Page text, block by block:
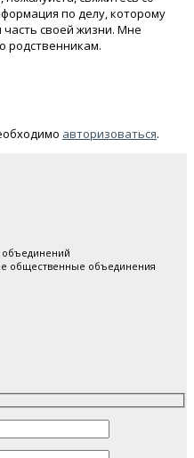
по делу, которому
своей жизни. Мне
родственникам.
авторизоваться.
общественные объединения